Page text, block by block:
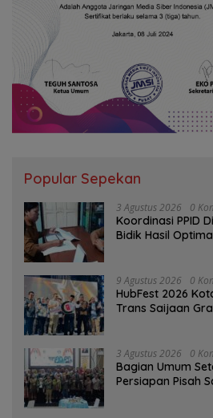
Popular Sepekan
3 Agustus 2026 0
Koordinasi PPID
Bidik Hasil
9 Agustus 2026 0
HubFest 2026
Trans Saijaan
3 Agustus 2026 0
Bagian Umum
Persiapan Pisah